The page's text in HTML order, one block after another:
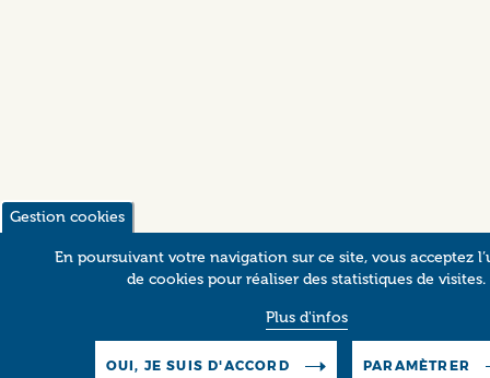
Gestion cookies
En poursuivant votre navigation sur ce site, vous acceptez
de cookies pour réaliser des statistiques de visites.
Plus d'infos
OUI, JE SUIS D'ACCORD PARAMÈTRER